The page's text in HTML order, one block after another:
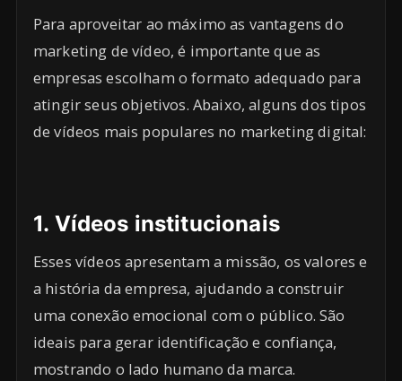
Para aproveitar ao máximo as vantagens do
marketing de vídeo, é importante que as
empresas escolham o formato adequado para
atingir seus objetivos. Abaixo, alguns dos tipos
de vídeos mais populares no marketing digital:
1. Vídeos institucionais
Esses vídeos apresentam a missão, os valores e
a história da empresa, ajudando a construir
uma conexão emocional com o público. São
ideais para gerar identificação e confiança,
mostrando o lado humano da marca.